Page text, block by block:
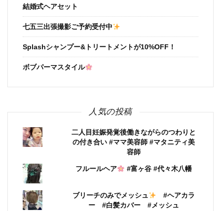
結婚式ヘアセット
七五三出張撮影ご予約受付中
Splashシャンプー&トリートメントが10%OFF！
ボブパーマスタイル
人気の投稿
二人目妊娠発覚後働きながらのつわりと
の付き合い #ママ美容師 #マタニティ美
容師
フルールヘア #富ヶ谷 #代々木八幡
ブリーチのみでメッシュ
#ヘアカラ
ー #白髪カバー #メッシュ